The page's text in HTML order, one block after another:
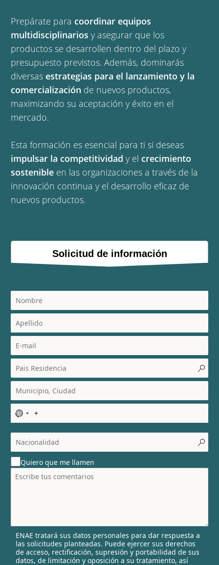
Prepárate para coordinar equipos
multidisciplinarios y asegurar que los
productos se desarrollen dentro del plazo y
presupuesto previstos. Además, dominarás
diversas estrategias para el lanzamiento y la
comercialización de nuevos productos,
maximizando su aceptación y éxito en el
mercado.
Esta formación es esencial para ti si deseas
impulsar la competitividad y el crecimiento
sostenible en las organizaciones a través de la
innovación continua y el desarrollo eficaz de
nuevos productos.
Solicitud de información
N
o
c
o
u
n
t
l
e
c
t
Quiero que me llamen
ENAE tratará sus datos personales para dar respuesta a
las solicitudes planteadas. Puede ejercer sus derechos
de acceso, rectificación, supresión y portabilidad de sus
datos, de limitación y oposición a su tratamiento, así